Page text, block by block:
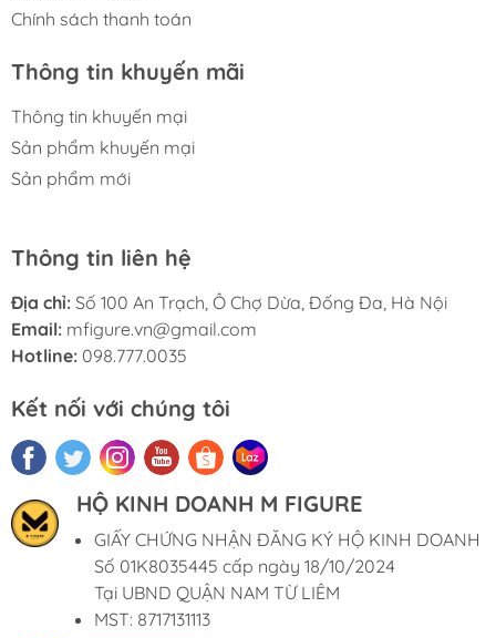
Chính sách thanh toán
Thông tin khuyến mãi
Thông tin khuyến mại
Sản phẩm khuyến mại
Sản phẩm mới
Thông tin liên hệ
Địa chỉ: Số 100 An Trạch, Ô Chợ Dừa, Đống Đa, Hà Nội
Email: mfigure.vn@gmail.com
Hotline: 098.777.0035
Kết nối với chúng tôi
HỘ KINH DOANH M FIGURE
GIẤY CHỨNG NHẬN ĐĂNG KÝ HỘ KINH DOANH
Số 01K8035445 cấp ngày 18/10/2024
Tại UBND QUẬN NAM TỪ LIÊM
MST: 8717131113